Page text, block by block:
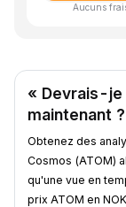
Aucuns
« Devrais-je
maintenant
Obtenez des
Cosmos (ATOM)
qu'une vue en
prix ATOM en